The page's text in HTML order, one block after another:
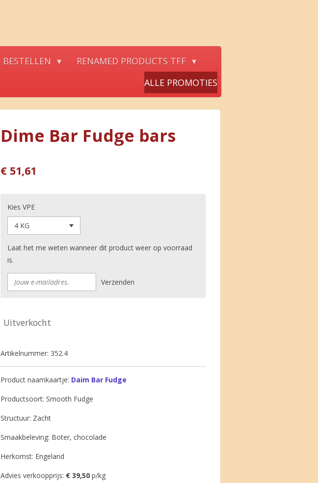
BESTELLEN
RENAMED PRODUCTS TFF
ALLE PROMOTIES
Dime Bar Fudge bars
€ 51,61
Kies VPE
Laat het me weten wanneer dit product weer op voorraad
is.
Verzenden
Uitverkocht
Artikelnummer: 352.4
Product naamkaartje: Daim Bar Fudge
Productsoort: Smooth Fudge
Structuur: Zacht
Smaakbeleving: Boter, chocolade
Herkomst: Engeland
Advies verkoopprijs: € 39,50 p/kg